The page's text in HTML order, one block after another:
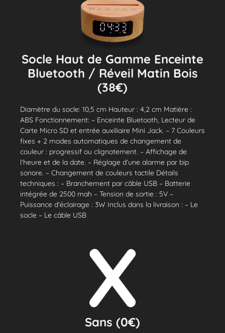
Socle Haut de Gamme Enceinte
Bluetooth / Réveil Matin Bois
(38€)
Diamètre du socle: 10,5 cm Hauteur : 4,2 cm Matière :
ABS Fonctionnement: – Enceinte Bluetooth, Lecteur de
Carte Micro SD et entrée auxiliaire Mini Jack. – 7 Couleurs
fixes + 2 modes automatiques de changement de
couleur : progressif ou clignotement. – Affichage de
l’heure et de la date. – Réglage d’une alarme par bip
sonore. – Changement de couleurs tactile Détails
techniques : – Branchement par câble USB – Batterie
intégrée de 2500 mah – Tension de sortie : 5V –
Puissance d’éclairage : 3W Inclus dans la livraison : – Le
socle – Le câble USB
Sans (0€)